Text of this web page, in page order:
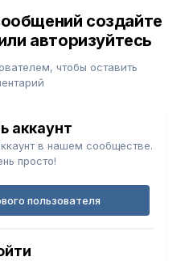
создайте
авторизуйтесь
чтобы оставить
аккаунт
в нашем сообществе.
просто!
пользователя